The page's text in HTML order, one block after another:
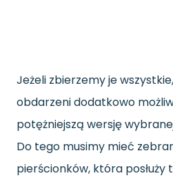
Jeżeli zbierzemy je
obdarzeni dodatkowo
potężniejszą wersję
Do tego musimy mieć
pierścionków, która posłuży